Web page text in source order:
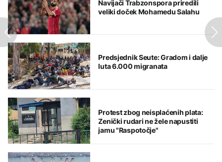
Navijači Trabzonspora priredili
veliki doček Mohamedu Salahu
Predsjednik Seute: Gradom i dalje
luta 6.000 migranata
Protest zbog neisplaćenih plata:
Zenički rudari ne žele napustiti
jamu "Raspotočje"